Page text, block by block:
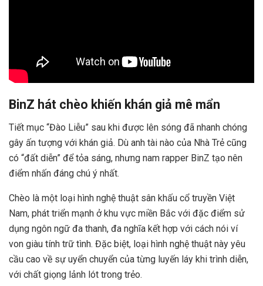
BinZ hát chèo khiến khán giả mê mẩn
Tiết mục “Đào Liễu” sau khi được lên sóng đã nhanh chóng
gây ấn tượng với khán giả. Dù anh tài nào của Nhà Trẻ cũng
có “đất diễn” để tỏa sáng, nhưng nam rapper BinZ tạo nên
điểm nhấn đáng chú ý nhất.
Chèo là một loại hình nghệ thuật sân khấu cổ truyền Việt
Nam, phát triển mạnh ở khu vực miền Bắc với đặc điểm sử
dụng ngôn ngữ đa thanh, đa nghĩa kết hợp với cách nói ví
von giàu tính trữ tình. Đặc biệt, loại hình nghệ thuật này yêu
cầu cao về sự uyển chuyển của từng luyến láy khi trình diễn,
với chất giọng lảnh lót trong trẻo.